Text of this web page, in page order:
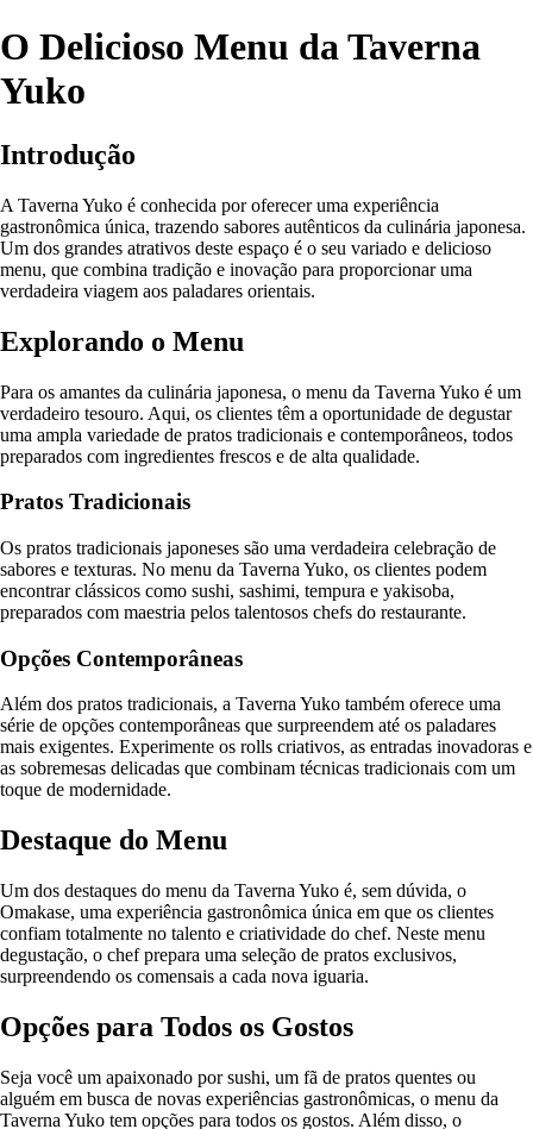
O Delicioso Menu da Taverna
Yuko
Introdução
A Taverna Yuko é conhecida por oferecer uma experiência
gastronômica única, trazendo sabores autênticos da culinária japonesa.
Um dos grandes atrativos deste espaço é o seu variado e delicioso
menu, que combina tradição e inovação para proporcionar uma
verdadeira viagem aos paladares orientais.
Explorando o Menu
Para os amantes da culinária japonesa, o menu da Taverna Yuko é um
verdadeiro tesouro. Aqui, os clientes têm a oportunidade de degustar
uma ampla variedade de pratos tradicionais e contemporâneos, todos
preparados com ingredientes frescos e de alta qualidade.
Pratos Tradicionais
Os pratos tradicionais japoneses são uma verdadeira celebração de
sabores e texturas. No menu da Taverna Yuko, os clientes podem
encontrar clássicos como sushi, sashimi, tempura e yakisoba,
preparados com maestria pelos talentosos chefs do restaurante.
Opções Contemporâneas
Além dos pratos tradicionais, a Taverna Yuko também oferece uma
série de opções contemporâneas que surpreendem até os paladares
mais exigentes. Experimente os rolls criativos, as entradas inovadoras e
as sobremesas delicadas que combinam técnicas tradicionais com um
toque de modernidade.
Destaque do Menu
Um dos destaques do menu da Taverna Yuko é, sem dúvida, o
Omakase, uma experiência gastronômica única em que os clientes
confiam totalmente no talento e criatividade do chef. Neste menu
degustação, o chef prepara uma seleção de pratos exclusivos,
surpreendendo os comensais a cada nova iguaria.
Opções para Todos os Gostos
Seja você um apaixonado por sushi, um fã de pratos quentes ou
alguém em busca de novas experiências gastronômicas, o menu da
Taverna Yuko tem opções para todos os gostos. Além disso, o